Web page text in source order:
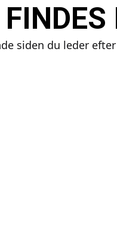
siden du leder efter